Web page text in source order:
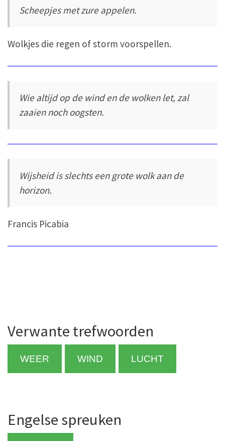
Scheepjes met zure appelen.
Wolkjes die regen of storm voorspellen.
Wie altijd op de wind en de wolken let, zal
zaaien noch oogsten.
Wijsheid is slechts een grote wolk aan de
horizon.
Francis Picabia
Verwante trefwoorden
WEER WIND LUCHT
Engelse spreuken